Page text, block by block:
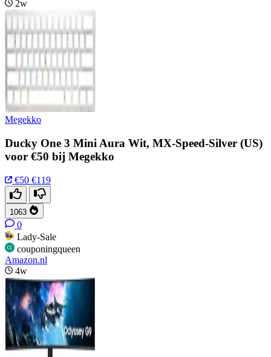
2w
Megekko
Ducky One 3 Mini Aura Wit, MX-Speed-Silver (US)
voor €50 bij Megekko
€50 €119
1063
0
Lady-Sale
couponingqueen
Amazon.nl
4w